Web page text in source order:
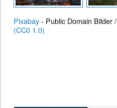
Pixabay- Public Domain Bilder /
(CC0 1.0)